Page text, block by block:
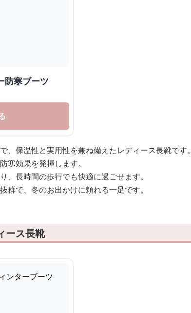
防寒ブーツ
、保温性と実用性を兼ね備えたレディース長靴です。
寒効果を発揮します。
、長時間の歩行でも快適に過ごせます。
群で、冬のお出かけに頼れる一足です。
ース長靴